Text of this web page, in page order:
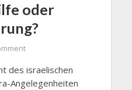
oder
des israelischen
Angelegenheiten